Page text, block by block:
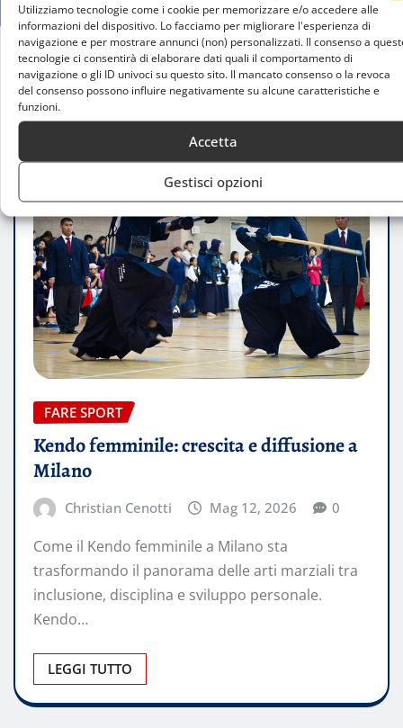
Utilizziamo tecnologie come i cookie per memorizzare e/o accedere alle
informazioni del dispositivo. Lo facciamo per migliorare l'esperienza di
navigazione e per mostrare annunci (non) personalizzati. Il consenso a
tecnologie ci consentirà di elaborare dati quali il comportamento di
navigazione o gli ID univoci su questo sito. Il mancato consenso o la revoca
del consenso possono influire negativamente su alcune caratteristiche e
funzioni.
Accetta
Gestisci opzioni
Home
Kendo femminile: crescita e diffusione a Milano
FARE SPORT
Kendo femminile: crescita e diffusione a
Milano
Christian Cenotti Mag 12, 2026 0
Come il Kendo femminile a Milano sta
trasformando il panorama delle arti marziali tra
inclusione, disciplina e sviluppo personale.
Kendo…
LEGGI TUTTO